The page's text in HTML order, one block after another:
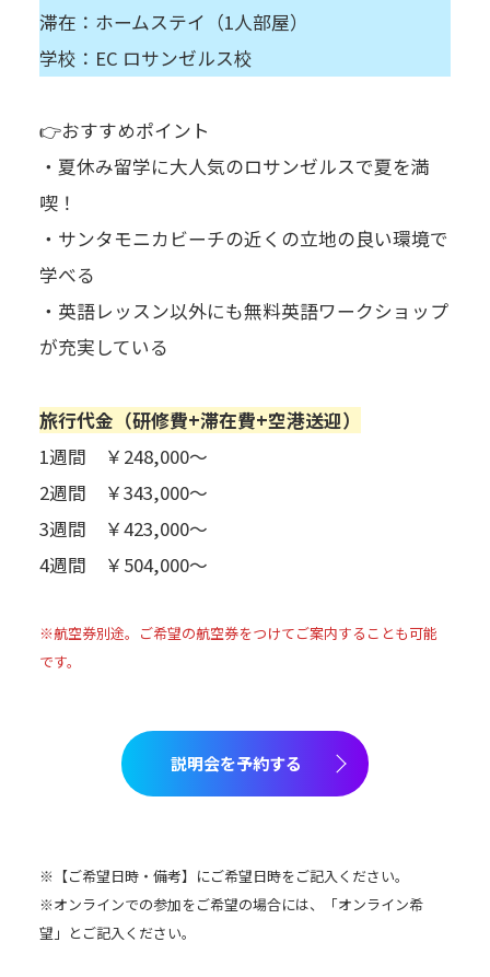
滞在：ホームステイ（1人部屋）
学校：EC ロサンゼルス校
👉おすすめポイント
・夏休み留学に大人気のロサンゼルスで夏を満
喫！
・サンタモニカビーチの近くの立地の良い環境で
学べる
・英語レッスン以外にも無料英語ワークショップ
が充実している
旅行代金（研修費+滞在費+空港送迎）
1週間 ￥248,000～
2週間 ￥343,000～
3週間 ￥423,000～
4週間 ￥504,000～
※航空券別途。ご希望の航空券をつけてご案内することも可能
です。
説明会を予約する
※【ご希望日時・備考】にご希望日時をご記入ください。
※オンラインでの参加をご希望の場合には、「オンライン希
望」とご記入ください。